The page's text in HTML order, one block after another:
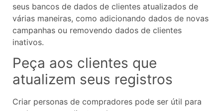
seus bancos de dados de clientes atualizados de
várias maneiras, como adicionando dados de novas
campanhas ou removendo dados de clientes
inativos.
Peça aos clientes que
atualizem seus registros
Criar personas de compradores pode ser útil para